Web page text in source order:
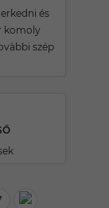
és
komoly
szép